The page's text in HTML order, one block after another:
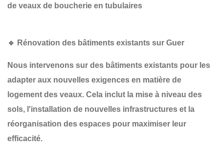
de veaux de boucherie en tubulaires
🔹 Rénovation des bâtiments existants sur Guer
Nous intervenons sur des bâtiments existants pour les
adapter aux nouvelles exigences en matière de
logement des veaux. Cela inclut la mise à niveau des
sols, l'installation de nouvelles infrastructures et la
réorganisation des espaces pour maximiser leur
efficacité.